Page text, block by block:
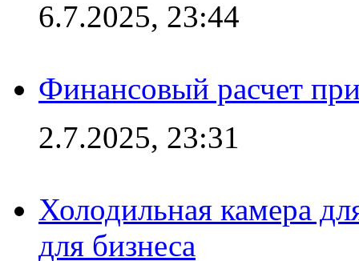
6.7.2025, 23:44
Финансовый расчет
2.7.2025, 23:31
Холодильная камера
для бизнеса